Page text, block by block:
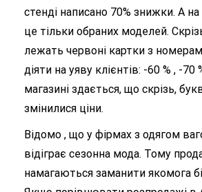
стенді написано 70% знижки. А на
це тільки обраних моделей.
лежать червоні картки з
діяти на уяву клієнтів: -60 % , -
магазині здається, що скрізь,
змінилися ціни.
Відомо , що у фірмах з одягом
відіграє сезонна мода. Тому
намагаються заманити якомога